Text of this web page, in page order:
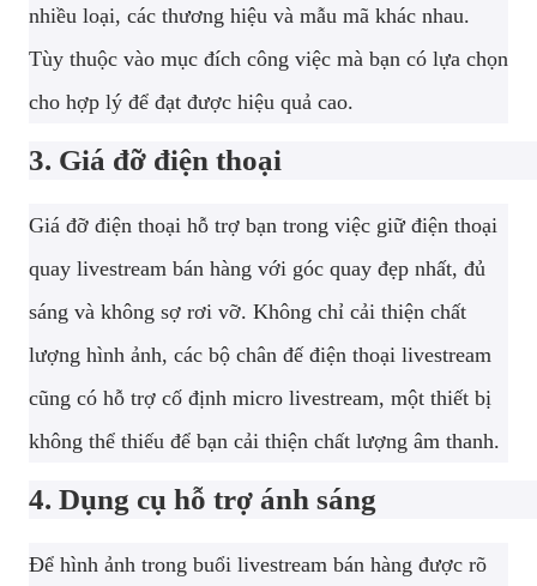
nhiều loại, các thương hiệu và mẫu mã khác nhau.
Tùy thuộc vào mục đích công việc mà bạn có lựa chọn
cho hợp lý để đạt được hiệu quả cao.
3. Giá đỡ điện thoại
Giá đỡ điện thoại hỗ trợ bạn trong việc giữ điện thoại
quay livestream bán hàng với góc quay đẹp nhất, đủ
sáng và không sợ rơi vỡ. Không chỉ cải thiện chất
lượng hình ảnh, các bộ chân đế điện thoại livestream
cũng có hỗ trợ cố định micro livestream, một thiết bị
không thể thiếu để bạn cải thiện chất lượng âm thanh.
4. Dụng cụ hỗ trợ ánh sáng
Để hình ảnh trong buổi livestream bán hàng được rõ